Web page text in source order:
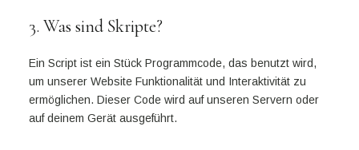
3. Was sind Skripte?
Ein Script ist ein Stück Programmcode, das benutzt wird,
um unserer Website Funktionalität und Interaktivität zu
ermöglichen. Dieser Code wird auf unseren Servern oder
auf deinem Gerät ausgeführt.